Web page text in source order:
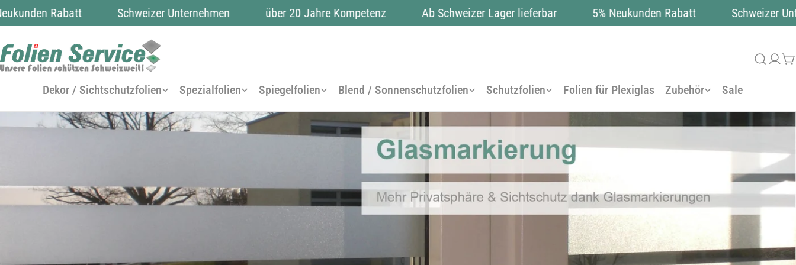
Zum
Inhalt
springen
Rabatt Schweizer Unternehmen über 20 Jahre Kompetenz Ab Schweizer Lager lieferbar 5% Neukunden Rabatt Schweizer
Dekor / Sichtschutzfolien Spezialfolien Spiegelfolien Blend / Sonnenschutzfolien Schutzfolien Folien für Plexiglas Zubehör Sale